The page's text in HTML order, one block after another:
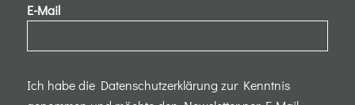
E-Mail
Ich habe die Datenschutzerklärung zur Kenntnis